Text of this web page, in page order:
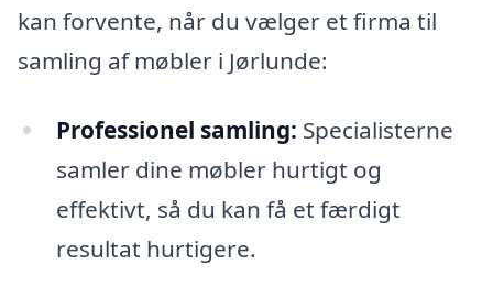
kan forvente, når du vælger et firma til
samling af møbler i Jørlunde:
Professionel samling: Specialisterne
samler dine møbler hurtigt og
effektivt, så du kan få et færdigt
resultat hurtigere.